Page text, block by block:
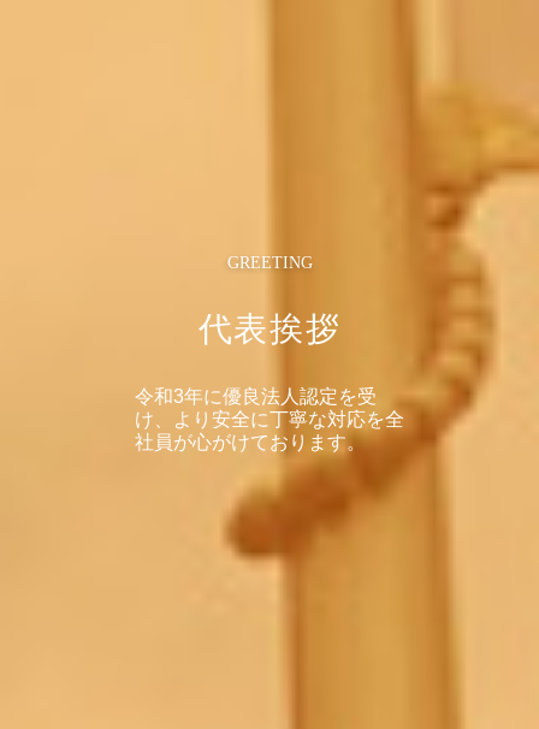
GREETING
代表挨拶
令和3年に優良法人認定を受
け、より安全に丁寧な対応を全
社員が心がけております。